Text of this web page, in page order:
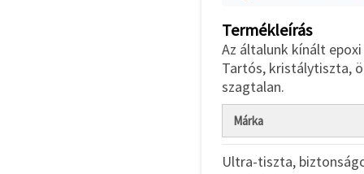
Termékleírás
Az általunk kínált
Tartós, kristálytiszta,
szagtalan.
Márka
Ultra-tiszta,